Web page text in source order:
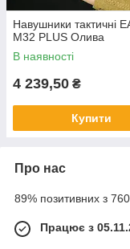
Навушники тактичні
M32 PLUS Олива
В наявності
4 239,50 ₴
Купити
Про нас
89% позитивних з 760
Працює з